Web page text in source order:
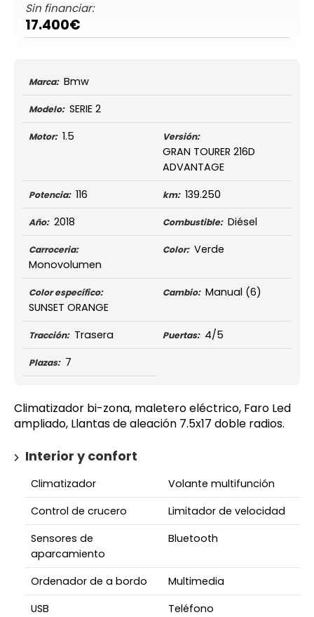
Sin financiar:
17.400€
Marca: Bmw
Modelo: SERIE 2
Motor: 1.5 Versión:
GRAN TOURER 216D
ADVANTAGE
Potencia: 116 km: 139.250
Año: 2018 Combustible: Diésel
Carroceria:
Monovolumen
Color: Verde
Color específico:
SUNSET ORANGE
Cambio: Manual (6)
Tracción: Trasera Puertas: 4/5
Plazas: 7
Climatizador bi-zona, maletero eléctrico, Faro Led
ampliado, Llantas de aleación 7.5x17 doble radios.
Interior y confort
Climatizador
Volante multifunción
Control de crucero
Limitador de velocidad
Sensores de
aparcamiento
Bluetooth
Ordenador de a bordo
Multimedia
USB
Teléfono